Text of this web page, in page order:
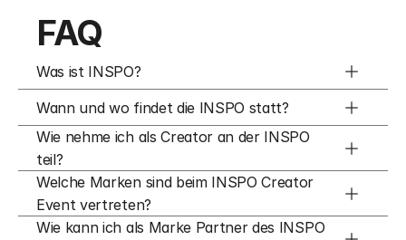
FAQ
Was ist INSPO?
Wann und wo findet die INSPO statt?
Wie nehme ich als Creator an der INSPO
teil?
Welche Marken sind beim INSPO Creator
Event vertreten?
Wie kann ich als Marke Partner des INSPO